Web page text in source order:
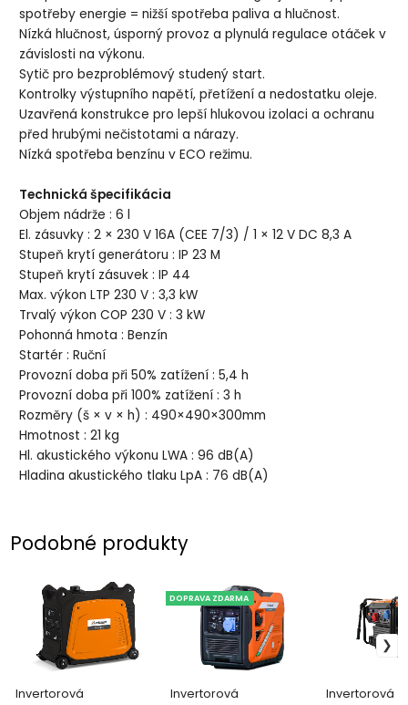
spotřeby energie = nižší spotřeba paliva a hlučnost.
Nízká hlučnost, úsporný provoz a plynulá regulace otáček v
závislosti na výkonu.
Sytič pro bezproblémový studený start.
Kontrolky výstupního napětí, přetížení a nedostatku oleje.
Uzavřená konstrukce pro lepší hlukovou izolaci a ochranu
před hrubými nečistotami a nárazy.
Nízká spotřeba benzínu v ECO režimu.
Technická špecifikácia
Objem nádrže : 6 l
El. zásuvky : 2 × 230 V 16A (CEE 7/3) / 1 × 12 V DC 8,3 A
Stupeň krytí generátoru : IP 23 M
Stupeň krytí zásuvek : IP 44
Max. výkon LTP 230 V : 3,3 kW
Trvalý výkon COP 230 V : 3 kW
Pohonná hmota : Benzín
Startér : Ruční
Provozní doba při 50% zatížení : 5,4 h
Provozní doba při 100% zatížení : 3 h
Rozměry (š × v × h) : 490×490×300mm
Hmotnost : 21 kg
Hl. akustického výkonu LWA : 96 dB(A)
Hladina akustického tlaku LpA : 76 dB(A)
Podobné produkty
Invertorová
Invertorová
DOPRAVA ZDARMA
Invertorová